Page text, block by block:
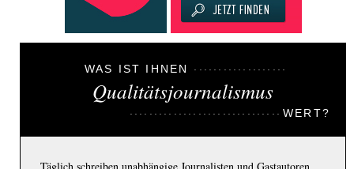
WAS IST IHNEN
Qualitätsjournalismus
WERT?